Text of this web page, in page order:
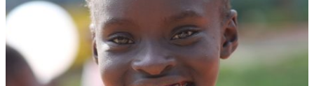
Chi siamo
Il nostro lavoro